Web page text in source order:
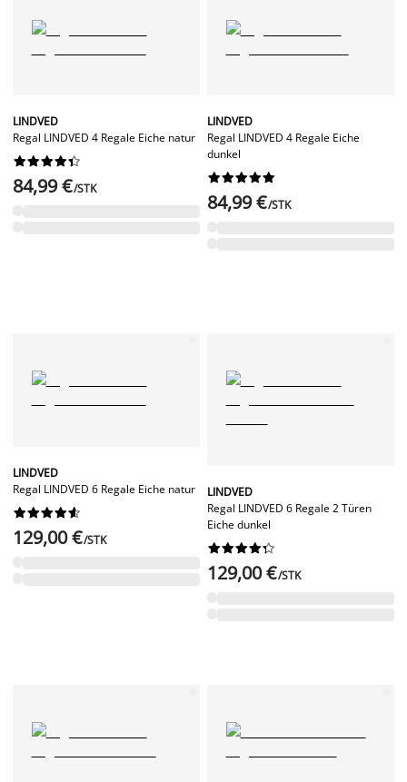
LINDVED
Regal LINDVED 4 Regale Eiche natur






84,99 €/STK
LINDVED
Regal LINDVED 4 Regale Eiche
dunkel






84,99 €/STK
LINDVED
Regal LINDVED 6 Regale Eiche natur






129,00 €/STK
LINDVED
Regal LINDVED 6 Regale 2 Türen
Eiche dunkel






129,00 €/STK